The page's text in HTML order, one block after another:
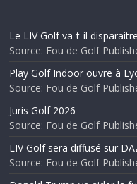
Le LIV Golf va-t-il
Source: Fou de Golf
Play Golf Indoor ouvre à
Source: Fou de Golf
Juris Golf 2026
Source: Fou de Golf
LIV Golf sera diffusé sur
Source: Fou de Golf